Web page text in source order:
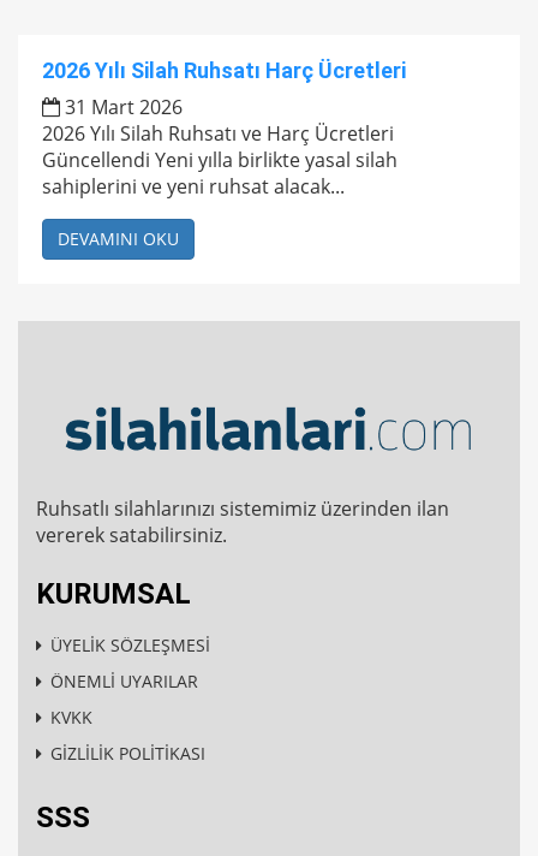
2026 Yılı Silah Ruhsatı Harç Ücretleri
31 Mart 2026
2026 Yılı Silah Ruhsatı ve Harç Ücretleri
Güncellendi Yeni yılla birlikte yasal silah
sahiplerini ve yeni ruhsat alacak...
DEVAMINI OKU
Ruhsatlı silahlarınızı sistemimiz üzerinden ilan
vererek satabilirsiniz.
KURUMSAL
ÜYELİK SÖZLEŞMESİ
ÖNEMLİ UYARILAR
KVKK
GİZLİLİK POLİTİKASI
SSS